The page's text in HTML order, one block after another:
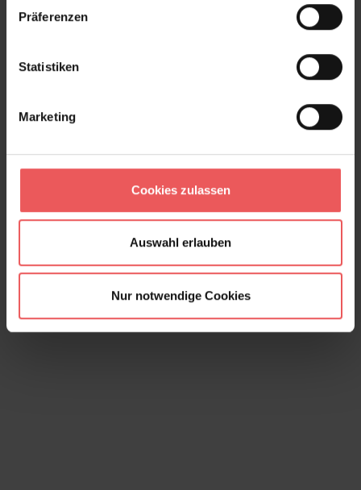
Präferenzen
Statistiken
Marketing
Cookies zulassen
Auswahl erlauben
Nur notwendige Cookies
Anakreon, darkmagenta gold